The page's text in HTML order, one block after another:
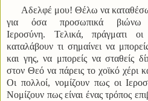
Αδελφέ μου! Θέλω να καταθέσω
για όσα προσωπικά βιώνω
Ιεροσύνη. Τελικά, πράγματι
καταλάβουν τι σημαίνει να
και γης, να μπορείς να σταθείς
στον Θεό να πάρεις το χοϊκό χέρι
Οι πολλοί, νομίζουν πως οι
Νομίζουν πως είναι ένας τρόπος